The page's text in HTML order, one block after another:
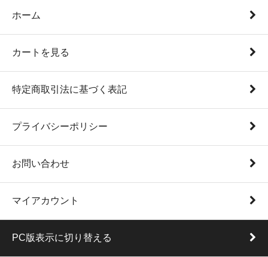
ホーム
カートを見る
特定商取引法に基づく表記
プライバシーポリシー
お問い合わせ
マイアカウント
PC版表示に切り替える